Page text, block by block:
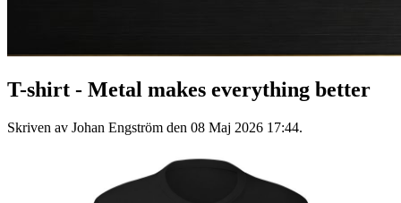
T-shirt - Metal makes everything better
Skriven av Johan Engström den 08 Maj 2026 17:44.